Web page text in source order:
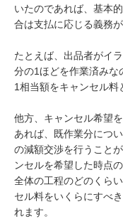
いたのであれば、基本
合は支払に応じる義務が
たとえば、出品者がイ
分の1ほどを作業済みな
1相当額をキャンセル料
他方、キャンセル希望
あれば、既作業分につ
の減額交渉を行うこと
ンセルを希望した時点
全体の工程のどのくら
セル料をいくらにすべ
れます。